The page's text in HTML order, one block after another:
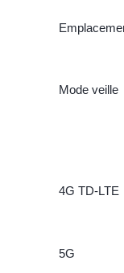
Mode veille
4G TD-LTE
5G